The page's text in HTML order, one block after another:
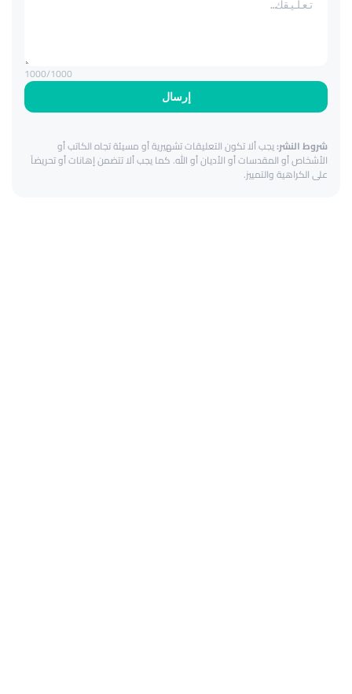
إرسال
1000/1000
شروط النشر:يجب ألا تكون التعليقات تشهيرية أو مسيئة تجاه الكاتب أو
الأشخاص أو المقدسات أو الأديان أو الله. كما يجب ألا تتضمن إهانات أو تحريضاً
على الكراهية والتمييز.